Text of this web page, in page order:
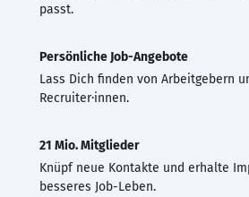
passt.
Persönliche Job-Angebote
Lass Dich finden von Arbeitgebern
Recruiter·innen.
21 Mio. Mitglieder
Knüpf neue Kontakte und erhalte
besseres Job-Leben.